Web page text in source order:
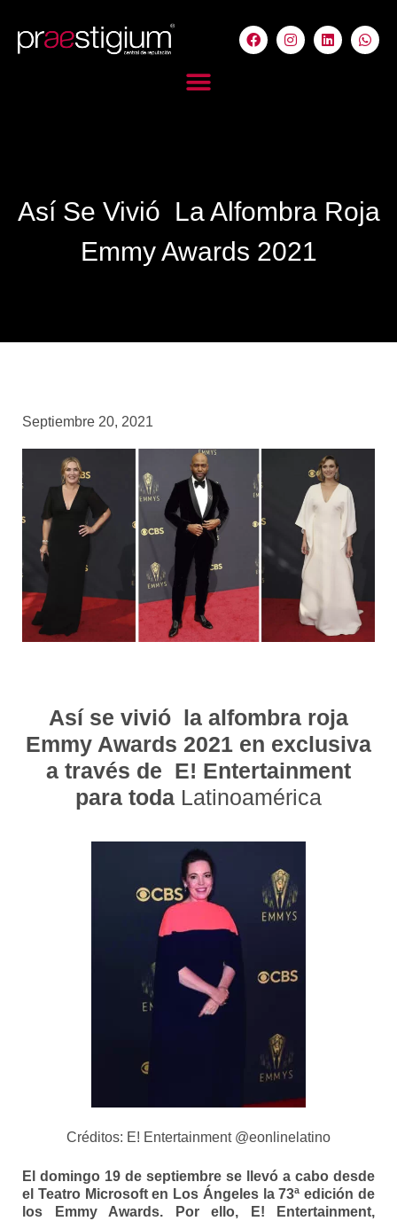
Así Se Vivió La Alfombra Roja
Emmy Awards 2021
Septiembre 20, 2021
Así se vivió la alfombra roja
Emmy Awards 2021 en exclusiva
a través de E! Entertainment
para toda Latinoamérica
Créditos: E! Entertainment @eonlinelatino
El domingo 19 de septiembre se llevó a cabo desde
el Teatro Microsoft en Los Ángeles la 73ª edición de
los Emmy Awards. Por ello, E! Entertainment,